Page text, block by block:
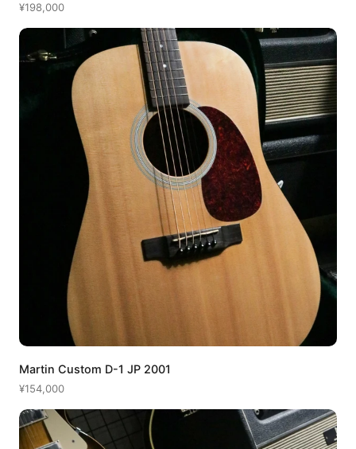
¥198,000
Martin Custom D-1 JP 2001
¥154,000